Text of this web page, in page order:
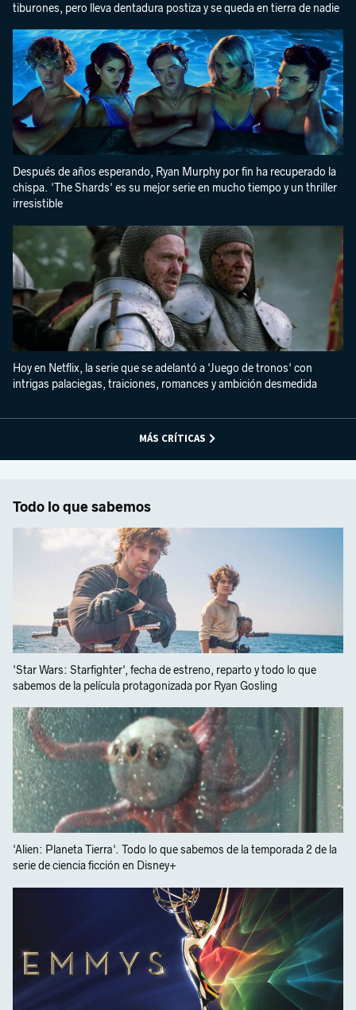
tiburones, pero lleva dentadura postiza y se queda en tierra de nadie
Después de años esperando, Ryan Murphy por fin ha recuperado la
chispa. 'The Shards' es su mejor serie en mucho tiempo y un thriller
irresistible
Hoy en Netflix, la serie que se adelantó a 'Juego de tronos' con
intrigas palaciegas, traiciones, romances y ambición desmedida
MÁS CRÍTICAS
Todo lo que sabemos
'Star Wars: Starfighter', fecha de estreno, reparto y todo lo que
sabemos de la película protagonizada por Ryan Gosling
'Alien: Planeta Tierra'. Todo lo que sabemos de la temporada 2 de la
serie de ciencia ficción en Disney+